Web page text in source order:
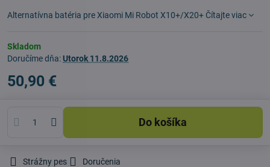
Alternatívna batéria pre Xiaomi Mi Robot X10+/X20+ Čítajte viac
Skladom
Doručíme dňa:Utorok 11.8.2026
50,90 €
Do košíka
Strážny pes Doručenia